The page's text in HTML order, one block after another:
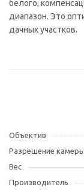
белого,
диапазон. Это
дачных участков.
Объектив
Разрешение камеры
Вес
Производитель